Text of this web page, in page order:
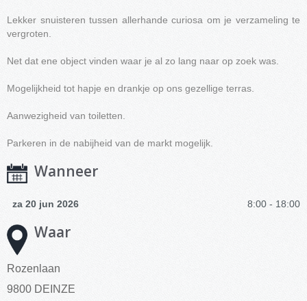
Lekker snuisteren tussen allerhande curiosa om je verzameling te
vergroten.
Net dat ene object vinden waar je al zo lang naar op zoek was.
Mogelijkheid tot hapje en drankje op ons gezellige terras.
Aanwezigheid van toiletten.
Parkeren in de nabijheid van de markt mogelijk.
Wanneer
za 20 jun 2026 8:00 - 18:00
Waar
Rozenlaan
9800 DEINZE